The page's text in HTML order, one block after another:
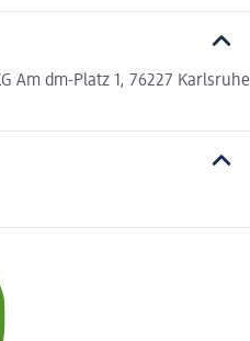
Am dm-Platz 1, 76227 Karlsruhe